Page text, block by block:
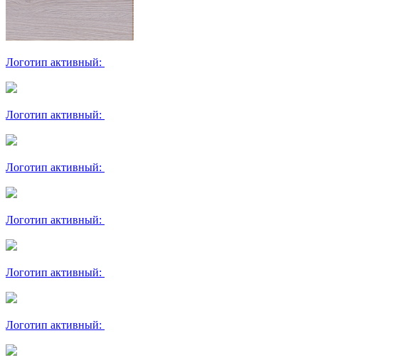
Логотип активный:
Логотип активный:
Логотип активный:
Логотип активный:
Логотип активный:
Логотип активный: